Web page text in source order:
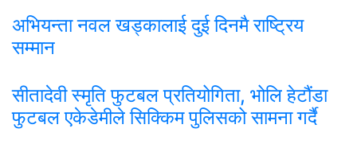
अभियन्ता नवल खड्कालाई दुई दिनमै राष्ट्रिय
सम्मान
सीतादेवी स्मृति फुटबल प्रतियोगिता, भोलि हेटौंडा
फुटबल एकेडेमीले सिक्किम पुलिसको सामना गर्दै